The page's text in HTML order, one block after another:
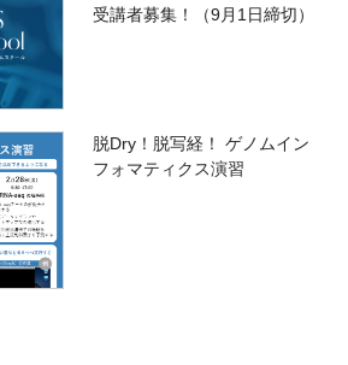
受講者募集！（9月1日締切）
脱Dry！脱写経！ ゲノムイン
フォマティクス演習